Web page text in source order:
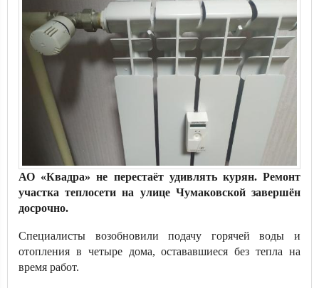
АО «Квадра» не перестаёт удивлять курян. Ремонт
участка теплосети на улице Чумаковской завершён
досрочно.
Специалисты возобновили подачу горячей воды и
отопления в четыре дома, остававшиеся без тепла на
время работ.